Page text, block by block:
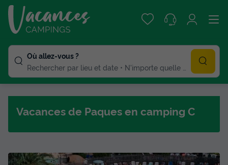
Où allez-vous ?
Rechercher par lieu et date
N'importe quelle duree
Vacances de Paques en camping C